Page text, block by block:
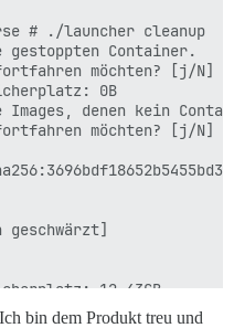
# ./launcher cleanup
gestoppten Container.
möchten? [j/N] j
0B
Images, denen kein
möchten? [j/N] j
12.43GB
bin dem Produkt treu und